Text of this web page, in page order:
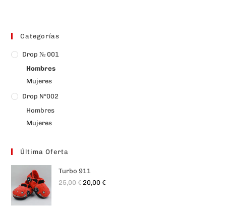
Categorías
Drop № 001
Hombres
Mujeres
Drop Nº002
Hombres
Mujeres
Última Oferta
Turbo 911
25,00€ 20,00€